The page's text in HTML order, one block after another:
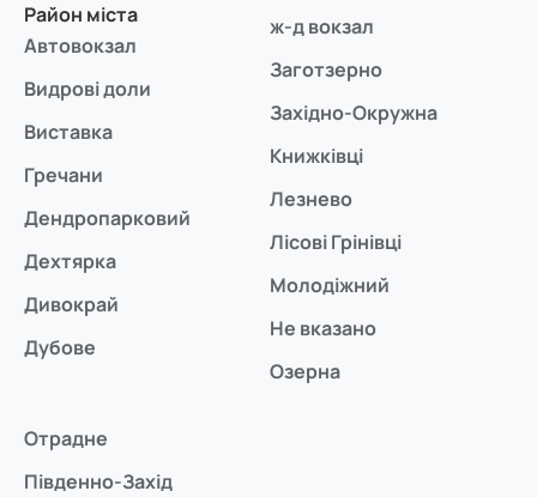
Район міста
Автовокзал
Видрові доли
Виставка
Гречани
Дендропарковий
Дехтярка
Дивокрай
Дубове
ж-д вокзал
Заготзерно
Західно-Окружна
Книжківці
Лезнево
Лісові Грінівці
Молодіжний
Не вказано
Озерна
Отрадне
Південно-Захід